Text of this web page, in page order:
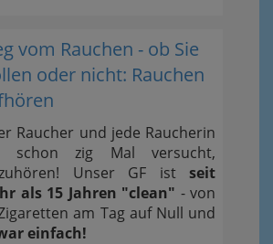
vom Rauchen - ob Sie
oder nicht: Rauchen
Raucher und jede Raucherin
schon zig Mal versucht,
Unser GF ist seit
als 15 Jahren "clean" - von
am Tag auf Null und
einfach!